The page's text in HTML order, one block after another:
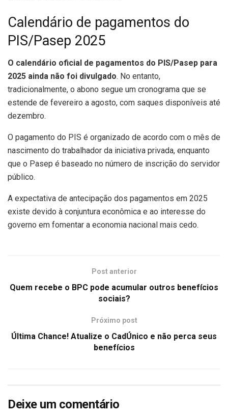
Calendário de pagamentos do
PIS/Pasep 2025
O calendário oficial de pagamentos do PIS/Pasep para
2025 ainda não foi divulgado. No entanto,
tradicionalmente, o abono segue um cronograma que se
estende de fevereiro a agosto, com saques disponíveis até
dezembro.
O pagamento do PIS é organizado de acordo com o mês de
nascimento do trabalhador da iniciativa privada, enquanto
que o Pasep é baseado no número de inscrição do servidor
público.
A expectativa de antecipação dos pagamentos em 2025
existe devido à conjuntura econômica e ao interesse do
governo em fomentar a economia nacional mais cedo.
Post anterior
Quem recebe o BPC pode acumular outros benefícios
sociais?
Próximo post
Última Chance! Atualize o CadÚnico e não perca seus
benefícios
Deixe um comentário